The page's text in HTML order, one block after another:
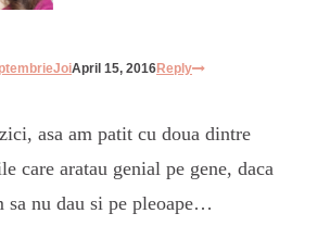
April 15, 2016Reply
asa am patit cu doua dintre
care aratau genial pe gene, daca
sa nu dau si pe pleoape…